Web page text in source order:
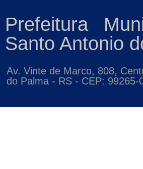
Av. Vinte de Marco, 808,
do Palma - RS - CEP: 99265-
Prefeitura
Santo Antonio